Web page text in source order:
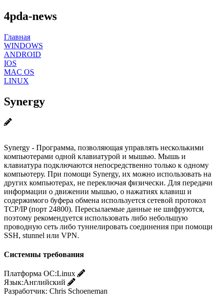
4pda-news
Главная
WINDOWS
ANDROID
IOS
MAC OS
LINUX
Synergy
Synergy - Программа, позволяющая управлять несколькими
компьютерами одной клавиатурой и мышью. Мышь и
клавиатура подключаются непосредственно только к одному
компьютеру. При помощи Synergy, их можно использовать на
других компьютерах, не переключая физически. Для передачи
информации о движении мышью, о нажатиях клавиш и
содержимого буфера обмена используется сетевой протокол
TCP/IP (порт 24800). Пересылаемые данные не шифруются,
поэтому рекомендуется использовать либо небольшую
проводную сеть либо туннелировать соединения при помощи
SSH, stunnel или VPN.
Системны требования
Платформа ОС:Linux
Язык:Английский
Разработчик: Chris Schoeneman